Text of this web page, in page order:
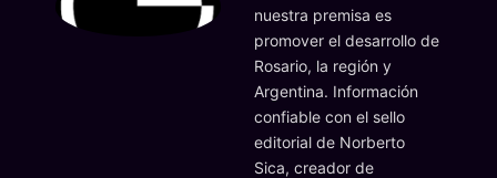
nuestra premisa es
promover el desarrollo de
Rosario, la región y
Argentina. Información
confiable con el sello
editorial de Norberto
Sica, creador de